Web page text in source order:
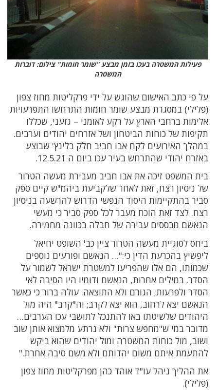
פעילות המשטרה בעכו בזמן מבצע "שומר חומות" צילום: דוברות
המשטרה
על פי כתב האישום שהוגש על ידי פרקליטות מחוז צפון
(פלילי) במסגרת מבצע שומר חומות התרחשו התפרעויות
אלימות ברחבי הארץ על רקע לאומני – גזעני, שכללו
תקיפות של כוחות הביטחון ושל אזרחים יהודים וערבים.
במהלך האירועים לקח אבו חביב חלק בלינץ' שבוצע
באזרח יהודי שהתרחש בעיר עכו ביום ה 12.5.21.
בית המשפט זיכה את אבו חביב מעבירת מעשה הטרור
של ניסיון רצח, זאת לאחר שלקביעת ביהמ"ש קיים ספק
סביר בהתקיימות היסוד הנפשי הדרוש להרשעה בניסיון
רצח. לצד זאת הוכח מעבר לכל ספק סביר כי מעשי
הנאשם מבססים עבירה של חבלה בכוונה מחמירה.
ביחס לסוגיית מעשה הטרור ציין כב' השופט יחיאל
ליפשיץ בהכרעת הדין כי:"… הנאשם ופורעים נוספים
שכמותו, הם אלו שהפריעו למשטרת ישראל לשמור על
הסדר. במילים אחרות, הנאשם ודומיו היו הסיבה לאי
הסדר ולפרעות; הגורם ולא התוצאה. עולה ברור כי כאשר
הנאשם יצא לרחוב, הוא יצא לקרב; וה"קרב" היה מול
היהודים שלשיטתו באו להתנכל לתושבי עכו הערבים…
מדובר במי ש"מחפש צרות" ולא נרתע מלמצוא אותן שוב
ושוב, מול כוחות המשטרה ומול יהודים שהוא ביקש
להתעמת איתם משום יהדותם ולא משם סיבה אחרת."
את ההליך ניהל עו"ד אוהד כהן מפרקליטות מחוז צפון
(פלילי).